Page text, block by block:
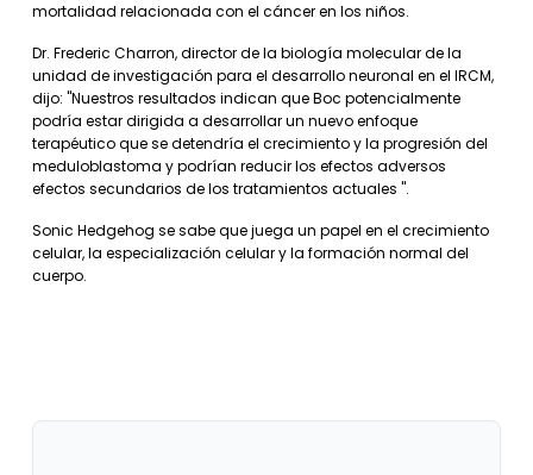
mortalidad relacionada con el cáncer en los niños.
Dr. Frederic Charron, director de la biología molecular de la
unidad de investigación para el desarrollo neuronal en el IRCM,
dijo: "Nuestros resultados indican que Boc potencialmente
podría estar dirigida a desarrollar un nuevo enfoque
terapéutico que se detendría el crecimiento y la progresión del
meduloblastoma y podrían reducir los efectos adversos
efectos secundarios de los tratamientos actuales ".
Sonic Hedgehog se sabe que juega un papel en el crecimiento
celular, la especialización celular y la formación normal del
cuerpo.